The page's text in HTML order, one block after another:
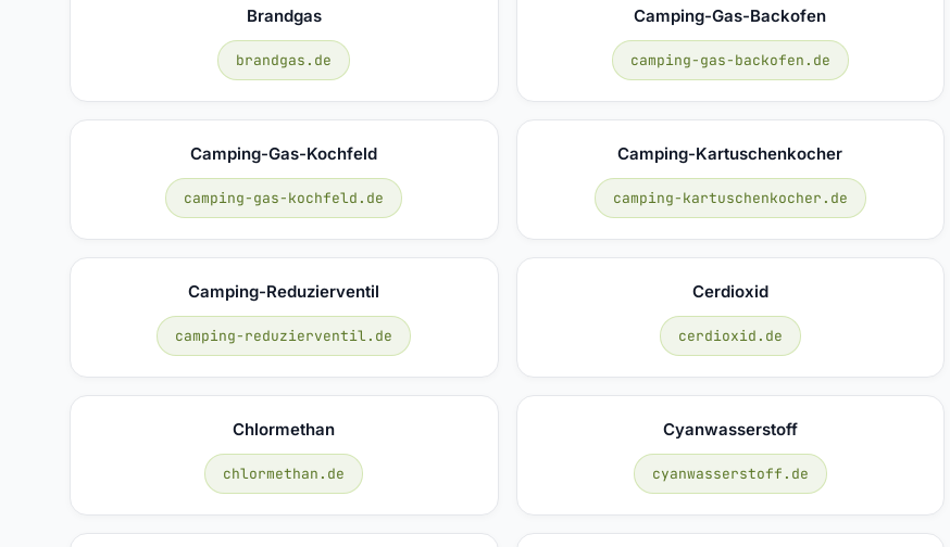
Brandgas
brandgas.de
Camping-Gas-Backofen
camping-gas-backofen.de
Camping-Gas-Kochfeld
camping-gas-kochfeld.de
Camping-Kartuschenkocher
camping-kartuschenkocher.de
Camping-Reduzierventil
camping-reduzierventil.de
Cerdioxid
cerdioxid.de
Chlormethan
chlormethan.de
Cyanwasserstoff
cyanwasserstoff.de